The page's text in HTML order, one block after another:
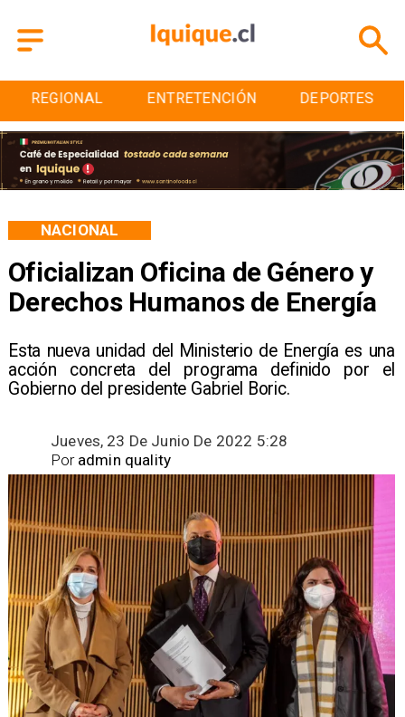
ENTRETENCIÓN DEPORTES CULTURA
Oficializan Oficina de Género y
Derechos Humanos de Energía
Esta nueva unidad del Ministerio de Energía es una
acción concreta del programa definido por el
Gobierno del presidente Gabriel Boric.
NACIONAL
Jueves, 23 De Junio De 2022 5:28
admin quality
Por